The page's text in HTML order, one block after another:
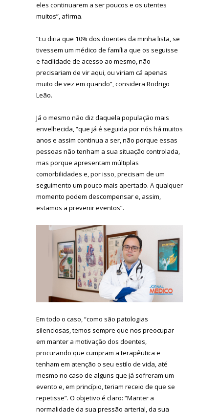
eles continuarem a ser poucos e os utentes
muitos”, afirma.
“Eu diria que 10% dos doentes da minha lista, se
tivessem um médico de família que os seguisse
e facilidade de acesso ao mesmo, não
precisariam de vir aqui, ou viriam cá apenas
muito de vez em quando”, considera Rodrigo
Leão.
Já o mesmo não diz daquela população mais
envelhecida, “que já é seguida por nós há muitos
anos e assim continua a ser, não porque essas
pessoas não tenham a sua situação controlada,
mas porque apresentam múltiplas
comorbilidades e, por isso, precisam de um
seguimento um pouco mais apertado. A qualquer
momento podem descompensar e, assim,
estamos a prevenir eventos”.
Em todo o caso, “como são patologias
silenciosas, temos sempre que nos preocupar
em manter a motivação dos doentes,
procurando que cumpram a terapêutica e
tenham em atenção o seu estilo de vida, até
mesmo no caso de alguns que já sofreram um
evento e, em princípio, teriam receio de que se
repetisse”. O objetivo é claro: “Manter a
normalidade da sua pressão arterial, da sua